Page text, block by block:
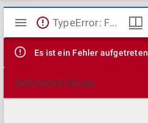
Mirador
Viewer
TypeError: Failed to fetch
Es ist ein Fehler aufgetreten
Technische Details